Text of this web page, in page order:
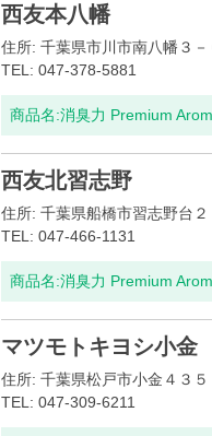
西友本八幡
住所: 千葉県市川市南八幡３－
TEL: 047-378-5881
商品名:消臭力 Premium
西友北習志野
住所: 千葉県船橋市習志野台２
TEL: 047-466-1131
商品名:消臭力 Premium
マツモトキヨシ小金
住所: 千葉県松戸市小金４３５
TEL: 047-309-6211